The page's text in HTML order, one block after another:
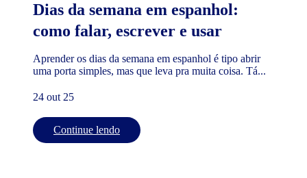
Dias da semana em espanhol:
como falar, escrever e usar
Aprender os dias da semana em espanhol é tipo abrir
uma porta simples, mas que leva pra muita coisa. Tá...
24 out 25
Continue lendo